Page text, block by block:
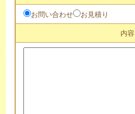
お問い合わせ お見積り
内容